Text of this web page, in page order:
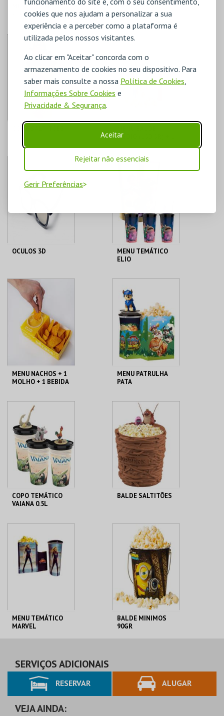
cookies que nos ajudam a personalizar a sua
experiência e a perceber como a plataforma é
utilizada pelos nossos visitantes.
Ao clicar em "Aceitar" concorda com o
armazenamento de cookies no seu dispositivo. Para
saber mais consulte a nossa Política de Cookies
Informações Sobre Cookies e
Privacidade & Segurança.
Aceitar
Rejeitar não essenciais
Gerir Preferências
MENU BALDE
PEQUENO (90 GR) +
1 BEBIDA DE 750
CENÁRIO CASUAL
MAIS INFO
COMPRAR
MENU BALDE
GRANDE (225 GR) +
2 BEBIDAS DE 500
ML
CENÁRIO CASUAL
MAIS INFO
CENÁRIO CASUAL
COMPRAR
MÉDIO (150 GR) + 1
COMPRAR
OCULOS 3D
MAIS INFO
COMPRAR
MENU TEMÁTICO
ELIO
MAIS INFO
COMPRAR
MENU NACHOS + 1
MOLHO + 1 BEBIDA
MAIS INFO
COMPRAR
MENU PATRULHA
PATA
MAIS INFO
COMPRAR
COPO TEMÁTICO
VAIANA 0.5L
MAIS INFO
BALDE SALTITÕES
MAIS INFO
COMPRAR
MENU TEMÁTICO
MARVEL
MAIS INFO
COMPRAR
BALDE MINIMOS
90GR
MAIS INFO
SERVIÇOS ADICIONAIS
RESERVAR ALUGAR
VEJA AINDA: